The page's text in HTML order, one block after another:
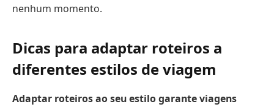
nenhum momento.
Dicas para adaptar roteiros a
diferentes estilos de viagem
Adaptar roteiros ao seu estilo garante viagens